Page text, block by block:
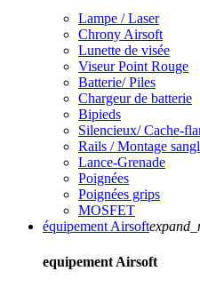
Lampe / Laser
Chrony Airsoft
Lunette de visée
Viseur Point Rouge
Batterie/ Piles
Chargeur de batterie
Bipieds
Silencieux/ Cache-
Rails / Montage
Lance-Grenade
Poignées
Poignées grips
MOSFET
équipement Airsoft
equipement Airsoft